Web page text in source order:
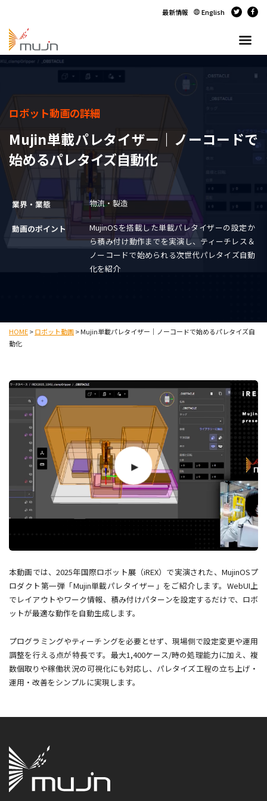
最新情報 English
ロボット動画の詳細
Mujin単載パレタイザー｜ノーコードで
始めるパレタイズ自動化
業界・業態 物流・製造
動画のポイント
MujinOSを搭載した単載パレタイザーの設定か
ら積み付け動作までを実演し、ティーチレス＆
ノーコードで始められる次世代パレタイズ自動
化を紹介
HOME>ロボット動画>Mujin単載パレタイザー｜ノーコードで始めるパレタイズ自
動化
本動画では、2025年国際ロボット展（iREX）で実演された、MujinOSプ
ロダクト第一弾「Mujin単載パレタイザー」をご紹介します。WebUI上
でレイアウトやワーク情報、積み付けパターンを設定するだけで、ロボ
ットが最適な動作を自動生成します。
プログラミングやティーチングを必要とせず、現場側で設定変更や運用
調整を行える点が特長です。最大1,400ケース/時の処理能力に加え、複
数個取りや稼働状況の可視化にも対応し、パレタイズ工程の立ち上げ・
運用・改善をシンプルに実現します。